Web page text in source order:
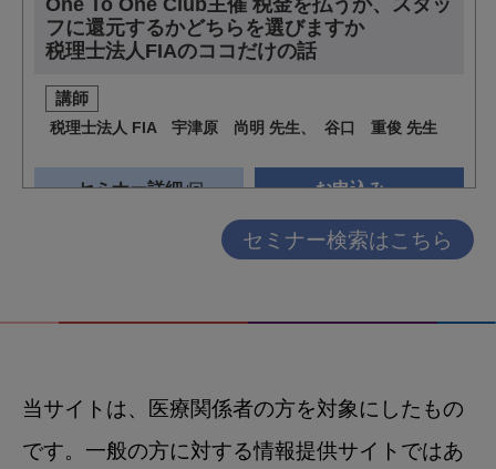
セミナー検索はこちら
当サイトは、医療関係者の方を対象にしたもの
です。一般の方に対する情報提供サイトではあ